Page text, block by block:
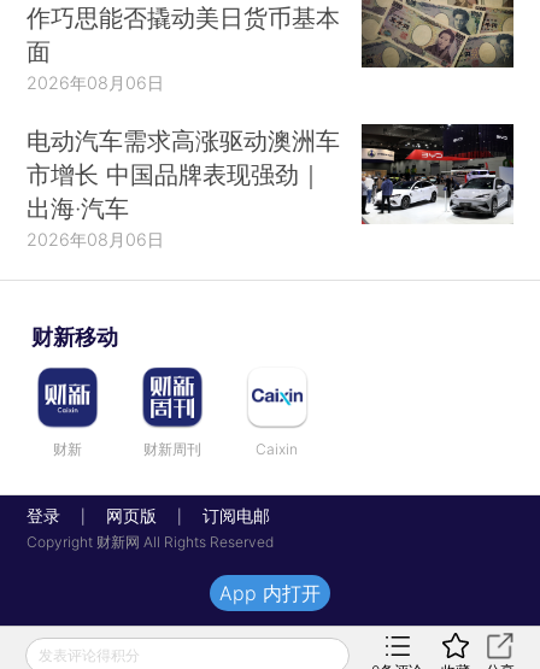
作巧思能否撬动美日货币基本
面
2026年08月06日
电动汽车需求高涨驱动澳洲车
市增长 中国品牌表现强劲｜
出海·汽车
2026年08月06日
财新移动
财新 财新周刊 Caixin
登录 网页版 订阅电邮
Copyright 财新网 All Rights Reserved
发表评论得积分
App 内打开